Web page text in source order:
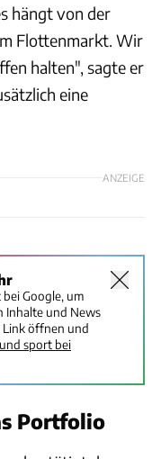
hängt von der
Flottenmarkt. Wir
halten", sagte er
eine
ANZEIGE
Google, um
Inhalte und News
Link öffnen und
sport bei
Portfolio